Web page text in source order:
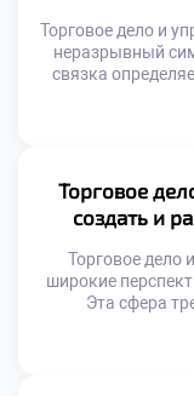
Торговое дело и
неразрывный
связка
товара
процессы и
синтез
Торговое
создать и
Торговое дело
широкие
Эта сфера
коммерсанты